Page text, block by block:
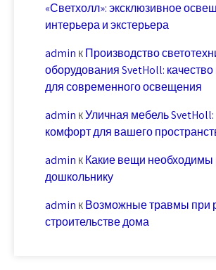
«Светхолл»: эксклюзивное
интерьера и экстерьера
admin кПроизводство
оборудования SvetHoll:
для современного освещения
admin кУличная мебель SvetHoll:
комфорт для вашего
admin кКакие вещи необходимы
дошкольнику
admin кВозможные травмы при
строительстве дома